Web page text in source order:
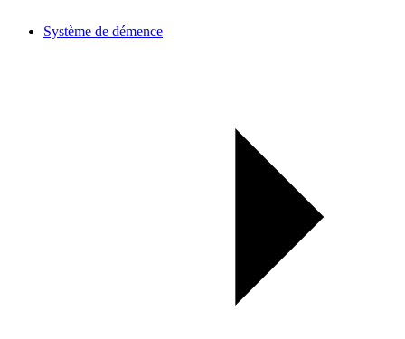
Système de démence